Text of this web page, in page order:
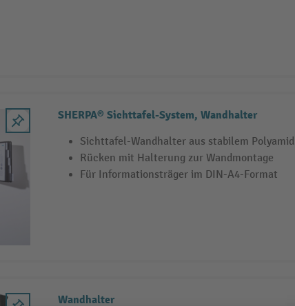
SHERPA® Sichttafel-System, Wandhalter
Sichttafel-Wandhalter aus stabilem Polyamid
Rücken mit Halterung zur Wandmontage
Für Informationsträger im DIN-A4-Format
Wandhalter